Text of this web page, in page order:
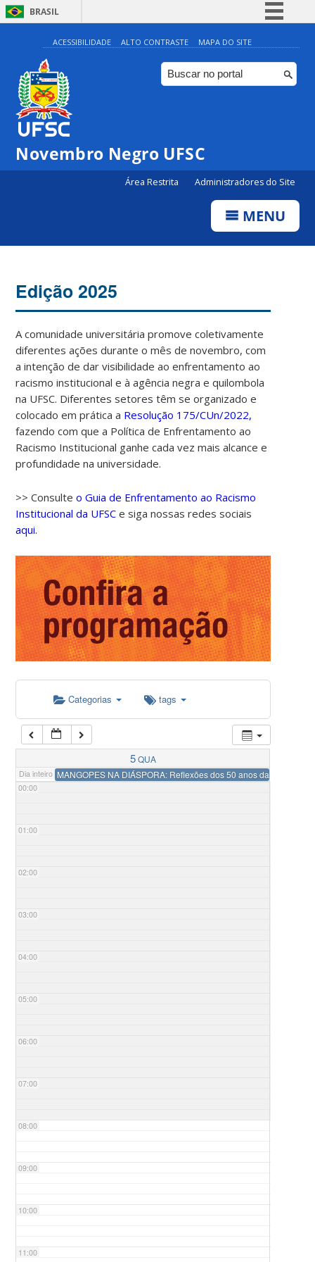
BRASIL
Simplifique!
Comunica BR
Participe
ACESSIBILIDADE ALTO CONTRASTE MAPA DO SITE
Novembro Negro UFSC
Área Restrita Administradores do Site
MENU
Edição 2025
A comunidade universitária promove coletivamente
diferentes ações durante o mês de novembro, com
a intenção de dar visibilidade ao enfrentamento ao
racismo institucional e à agência negra e quilombola
na UFSC. Diferentes setores têm se organizado e
colocado em prática a Resolução 175/CUn/2022,
fazendo com que a Política de Enfrentamento ao
Racismo Institucional ganhe cada vez mais alcance e
profundidade na universidade.
>> Consulteo Guia de Enfrentamento ao Racismo
Institucional da UFSC e siga nossas redes sociais
aqui.
Categorias tags
5QUA
Dia inteiro MANGOPES NA DIÁSPORA: Reflexões dos 50 anos da
00:00
01:00
02:00
03:00
04:00
05:00
06:00
07:00
08:00
09:00
10:00
11:00